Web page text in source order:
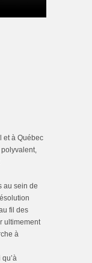
et à Québec
au sein de
fil des
ultimement
à